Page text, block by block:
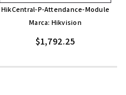
HikCentral-P-Attendance-Module
Marca: Hikvision
$1,792.25